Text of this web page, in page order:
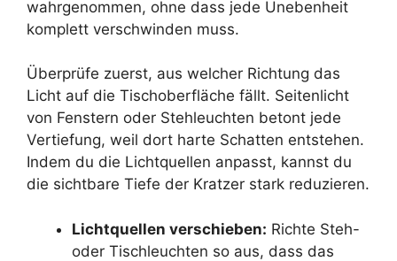
wahrgenommen, ohne dass jede Unebenheit
komplett verschwinden muss.
Überprüfe zuerst, aus welcher Richtung das
Licht auf die Tischoberfläche fällt. Seitenlicht
von Fenstern oder Stehleuchten betont jede
Vertiefung, weil dort harte Schatten entstehen.
Indem du die Lichtquellen anpasst, kannst du
die sichtbare Tiefe der Kratzer stark reduzieren.
Lichtquellen verschieben: Richte Steh-
oder Tischleuchten so aus, dass das